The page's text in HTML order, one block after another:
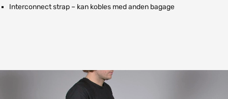
Interconnect strap – kan kobles med anden bagage